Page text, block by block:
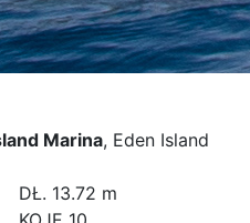
Marina, Eden Island
DŁ. 13.72 m